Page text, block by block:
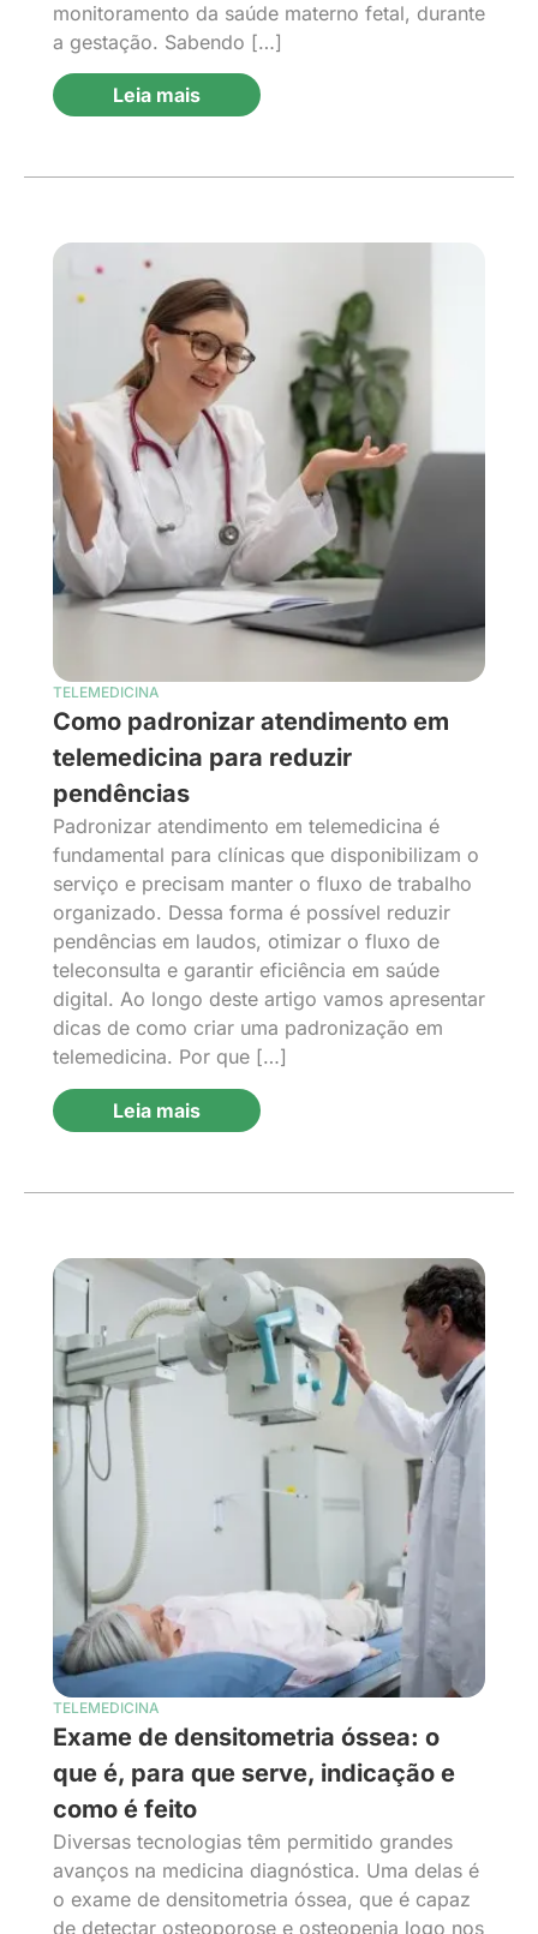
monitoramento da saúde materno fetal, durante
a gestação. Sabendo […]
Leia mais
TELEMEDICINA
Como padronizar atendimento em
telemedicina para reduzir
pendências
Padronizar atendimento em telemedicina é
fundamental para clínicas que disponibilizam o
serviço e precisam manter o fluxo de trabalho
organizado. Dessa forma é possível reduzir
pendências em laudos, otimizar o fluxo de
teleconsulta e garantir eficiência em saúde
digital. Ao longo deste artigo vamos apresentar
dicas de como criar uma padronização em
telemedicina. Por que […]
Leia mais
TELEMEDICINA
Exame de densitometria óssea: o
que é, para que serve, indicação e
como é feito
Diversas tecnologias têm permitido grandes
avanços na medicina diagnóstica. Uma delas é
o exame de densitometria óssea, que é capaz
de detectar osteoporose e osteopenia logo nos